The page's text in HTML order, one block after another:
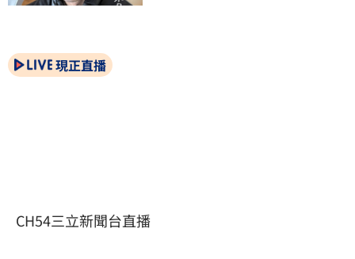
現正直播
CH54三立新聞台直播